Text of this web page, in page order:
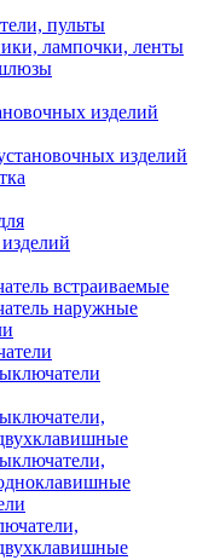
пульты
лампочки, ленты
изделий
изделий
встраиваемые
наружные